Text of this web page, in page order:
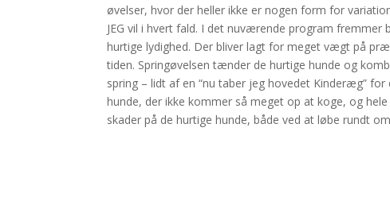
øvelser, hvor der heller ikke er nogen form for
JEG vil i hvert fald. I det nuværende program
hurtige lydighed. Der bliver lagt for meget vægt på
tiden. Springøvelsen tænder de hurtige hunde og
spring – lidt af en “nu taber jeg hovedet Kinderæg”
hunde, der ikke kommer så meget op at koge, og
skader på de hurtige hunde, både ved at løbe rundt